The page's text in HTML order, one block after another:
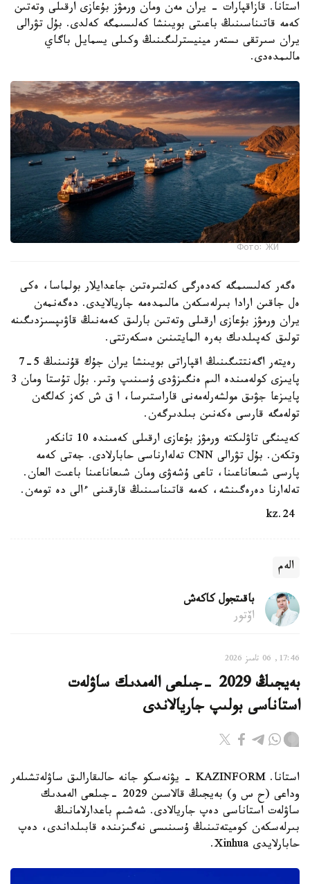
استانا. قازاقپارات - يران مەن ومان ورمۋز بۇعازى ارقىلى وتەتىن
كەمە قاتىناسىنىڭ باعىتى بويىنشا كەلىسىمگە كەلدى. بۇل تۋرالى
يران سىرتقى ىستەر مينيسترلىگىنىڭ وكىلى يسمايل باگاي
مالىمدەدى.
Фото: ЖИ
ەگەر كەلىسىمگە كەدەرگى كەلتىرەتىن جاعدايلار بولماسا، ەكى
ەل جاقىن ارادا بىرلەسكەن مالىمدەمە جاريالايدى. دەگەنمەن
يران ورمۋز بۇعازى ارقىلى وتەتىن بارلىق كەمەنىڭ قاۋىپسىزدىگىنە
تولىق كەپىلدىك بەرە المايتىنىن ەسكەرتتى.
رەيتەر اگەنتتىگىنىڭ اقپاراتى بويىنشا يران جۇك قۇنىنىڭ 5-7
پايىزى كولەمىندە الىم ەنگىزۋدى ۇسىنىپ وتىر. بۇل تۇستا ومان 3
پايىزعا جۋىق مولشەرلەمەنى قاراستىرسا، ا ق ش كەز كەلگەن
تولەمگە قارسى ەكەنىن بىلدىرگەن.
كەيىنگى تاۋلىكتە ورمۋز بۇعازى ارقىلى كەمىندە 10 تانكەر
وتكەن. بۇل تۋرالى CNN تەلەارناسى حابارلادى. جەتى كەمە
پارسى شىعاناعىنا، تاعى ۇشەۋى ومان شىعاناعىنا باعىت العان.
تەلەارنا دەرەگىنشە، كەمە قاتىناسىنىڭ قارقىنى ءالى دە تومەن.
الەم
باقىتجول كاكەش
اۆتور
17:46, 06 تامىز 2026
بەيجىڭ 2029 -جىلعى الەمدىك ساۋلەت
استاناسى بولىپ جاريالاندى
استانا. KAZINFORM - يۋنەسكو جانە حالىقارالىق ساۋلەتشىلەر
وداعى (ح س و) بەيجىڭ قالاسىن 2029 -جىلعى الەمدىك
ساۋلەت استاناسى دەپ جاريالادى. شەشىم باعدارلامانىڭ
بىرلەسكەن كوميتەتىنىڭ ۇسىنىسى نەگىزىندە قابىلداندى، دەپ
حابارلايدى Xinhua.